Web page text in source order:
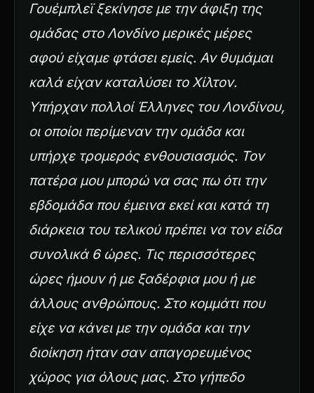
Γουέμπλεϊ ξεκίνησε με την άφιξη της
ομάδας στο Λονδίνο μερικές μέρες
αφού είχαμε φτάσει εμείς. Αν θυμάμαι
καλά είχαν καταλύσει το Χίλτον.
Υπήρχαν πολλοί Έλληνες του Λονδίνου,
οι οποίοι περίμεναν την ομάδα και
υπήρχε τρομερός ενθουσιασμός. Τον
πατέρα μου μπορώ να σας πω ότι την
εβδομάδα που έμεινα εκεί και κατά τη
διάρκεια του τελικού πρέπει να τον είδα
συνολικά 6 ώρες. Τις περισσότερες
ώρες ήμουν ή με ξαδέρφια μου ή με
άλλους ανθρώπους. Στο κομμάτι που
είχε να κάνει με την ομάδα και την
διοίκηση ήταν σαν απαγορευμένος
χώρος για όλους μας. Στο γήπεδο